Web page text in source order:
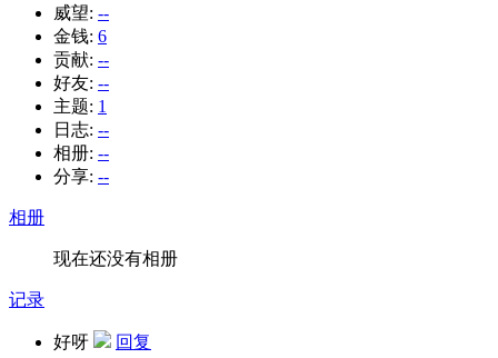
威望: --
金钱: 6
贡献: --
好友: --
主题: 1
日志: --
相册: --
分享: --
相册
现在还没有相册
记录
好呀 回复